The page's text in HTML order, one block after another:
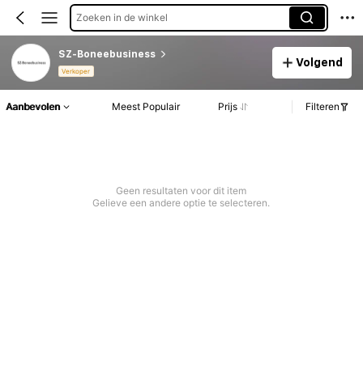
Zoeken in de winkel
SZ-Boneebusiness
Verkoper
Volgend
Aanbevolen Meest Populair Prijs Filteren
Geen resultaten voor dit item
Gelieve een andere optie te selecteren.